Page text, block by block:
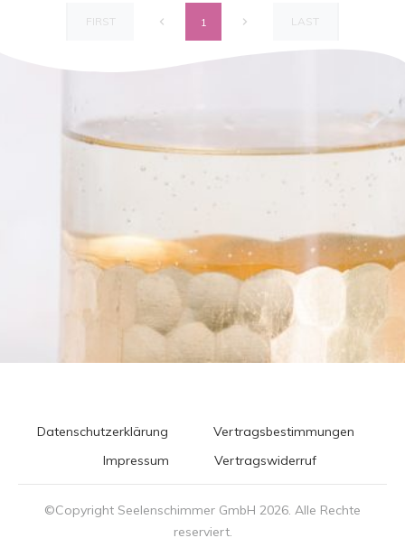
FIRST 1 LAST
Datenschutzerklärung
Vertragsbestimmungen
Impressum
Vertragswiderruf
©Copyright Seelenschimmer GmbH 2026. Alle Rechte
reserviert.